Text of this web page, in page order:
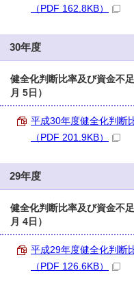
（PDF 162.8KB）
30年度
健全化判断比率及び資金不
月 5日）
平成30年度健全化判断
（PDF 201.9KB）
29年度
健全化判断比率及び資金不
月 4日）
平成29年度健全化判断
（PDF 126.6KB）